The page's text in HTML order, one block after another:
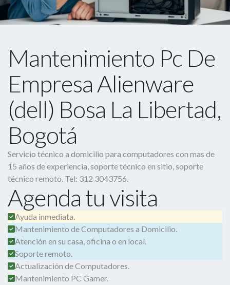
Mantenimiento Pc De
Empresa Alienware
(dell) Bosa La Libertad,
Bogotá
Servicio técnico a domicilio para computadores con mas de
15 años de experiencia, soporte técnico en sitio, soporte
técnico remoto. Tel: 312 3043756.
Agenda tu visita
Ayuda inmediata.
Mantenimiento de Computadores a Domicilio.
Atención en su casa, oficina o en local.
Soporte remoto.
Actualización de Computadores.
Mantenimiento PC Gamer.